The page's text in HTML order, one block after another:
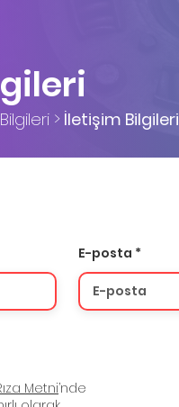
> İletişim Bilgileri
E-posta
Metni’nde